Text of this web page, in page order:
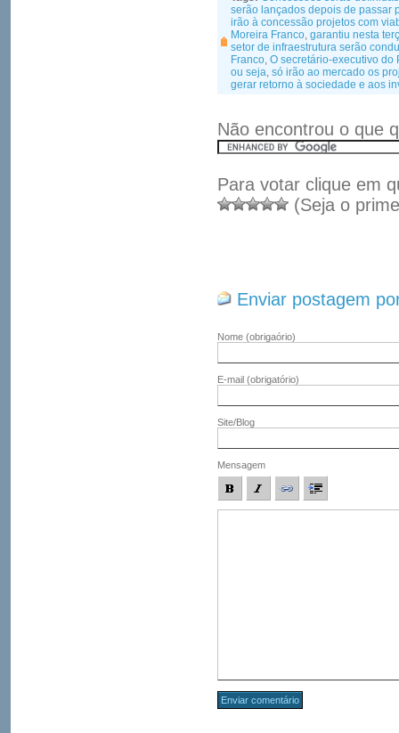
serão lançados depois de passar
irão à concessão projetos com
Moreira Franco, garantiu nesta
setor de infraestrutura serão
Franco, O secretário-executivo do
ou seja, só irão ao mercado os
gerar retorno à sociedade e aos
Não encontrou o que
Para votar clique em
(Seja o
Enviar postagem
Nome (obrigaório)
E-mail (obrigatório)
Site/Blog
Mensagem